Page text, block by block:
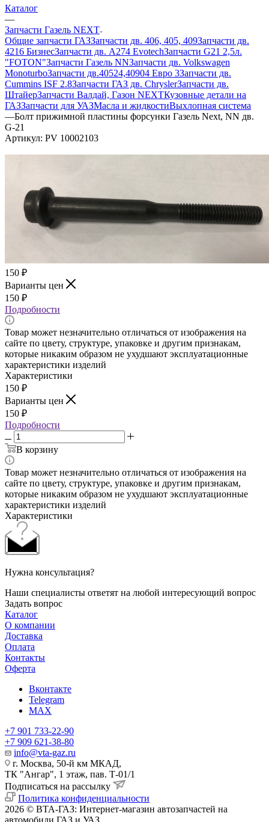
Каталог
—
Запчасти Газель NEXT
Общие запчасти ГАЗЗапчасти дв. 406, 405, 409Запчасти дв.
4216 БизнесЗапчасти дв. A274 EvotechЗапчасти G21 2,5л.
"FOTON"Запчасти Газель NNЗапчасти дв. Volkswagen
MonoturboЗапчасти дв.40524,40904 Евро 3Запчасти дв.
Cummins ISF 2.8Запчасти ГАЗ дв. ChryslerЗапчасти дв.
ШтайерЗапчасти Валдай, Газон NEXTКузовные детали на
ГАЗЗапчасти для УАЗМасла и жидкостиВыхлопная система
—Болт прижимной пластины форсунки Газель Next, NN дв.
G-21
Артикул: PV 10002103
150 ₽
Варианты цен
150 ₽
Подробности
Товар может незначительно отличаться от изображения на
сайте по цвету, структуре, упаковке и другим признакам,
которые никаким образом не ухудшают эксплуатационные
характеристики изделий
Характеристики
150 ₽
Варианты цен
150 ₽
Подробности
В корзину
Товар может незначительно отличаться от изображения на
сайте по цвету, структуре, упаковке и другим признакам,
которые никаким образом не ухудшают эксплуатационные
характеристики изделий
Характеристики
Нужна консультация?
Наши специалисты ответят на любой интересующий вопрос
Задать вопрос
Каталог
О компании
Доставка
Оплата
Контакты
Оферта
Вконтакте
Telegram
MAX
+7 901 733-22-90
+7 909 621-38-80
info@vta-gaz.ru
г. Москва, 50-й км МКАД,
ТК "Ангар", 1 этаж, пав. Т-01/1
Подписаться на рассылку
Политика конфиденциальности
2026 © ВТА-ГАЗ: Интернет-магазин автозапчастей на
автомобили ГАЗ и УАЗ